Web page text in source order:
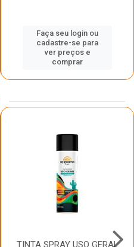
Faça seu login ou
cadastre-se para
ver preços e
comprar
TINTA SPRAY USO GERAL